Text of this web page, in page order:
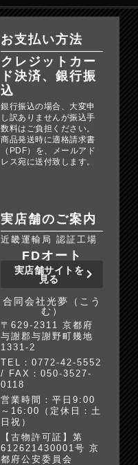
お支払い方法
クレジットカー
ド決済、銀行振
込
銀行振込の場合、大変申
し訳ありませんが振込手
数料はご負担ください。
商品発送時に適格請求書
（PDF）を、メールアド
レス宛に送付致します。
実店舗のご案内
近畿運輸局 認証工場
FDオート
実店舗サイトを
見る
合同会社光夢（こう
む）
〒629-2311 京都府
与謝郡与謝野町幾地
1331-2
TEL：0772-42-5552
/ FAX：050-3527-
0118
営業時間：平日9:00
～16:00（定休日：土
日祝）
【古物許可証】第
612621430001号 京
都府公安委員会